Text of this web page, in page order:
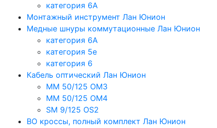
категория 6A
Монтажный инструмент Лан Юнион
Медные шнуры коммутационные Лан Юнион
категория 6A
категория 5e
категория 6
Кабель оптический Лан Юнион
MM 50/125 OM3
MM 50/125 OM4
SM 9/125 OS2
ВО кроссы, полный комплект Лан Юнион